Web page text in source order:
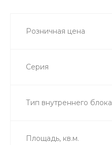
Розничная цена
Серия
Тип внутреннего блока
Площадь, кв.м.